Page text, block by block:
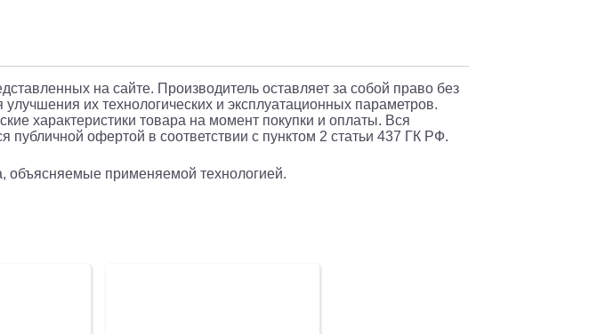
на сайте. Производитель оставляет за собой право без
их технологических и эксплуатационных параметров.
характеристики товара на момент покупки и оплаты. Вся
офертой в соответствии с пунктом 2 статьи 437 ГК РФ.
объясняемые применяемой технологией.